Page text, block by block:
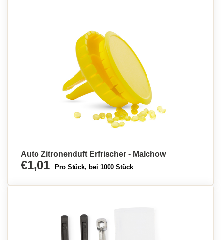
Auto Zitronenduft Erfrischer - Malchow
€1,01 Pro Stück, bei 1000 Stück